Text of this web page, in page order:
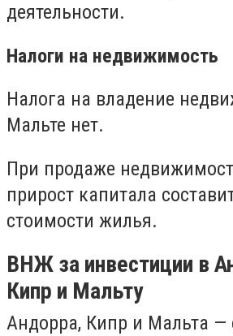
деятельности.
Налоги на недвижимость
Налога на владение
Мальте нет.
При продаже
прирост капитала
стоимости жилья.
ВНЖ за инвестиции в
Кипр и Мальту
Андорра, Кипр и Мальта —